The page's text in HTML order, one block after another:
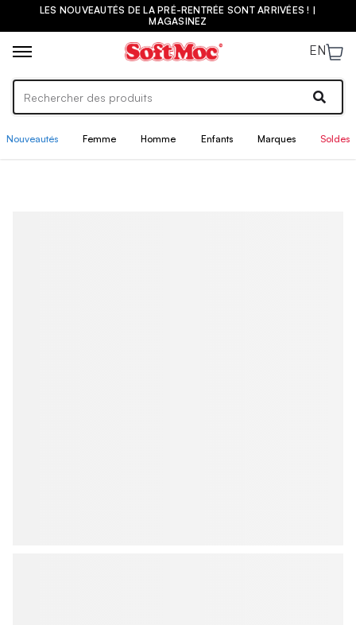
LES NOUVEAUTÉS DE LA PRÉ-RENTRÉE SONT ARRIVÉES ! |
MAGASINEZ
EN
Nouveautés Femme Homme Enfants Marques Soldes